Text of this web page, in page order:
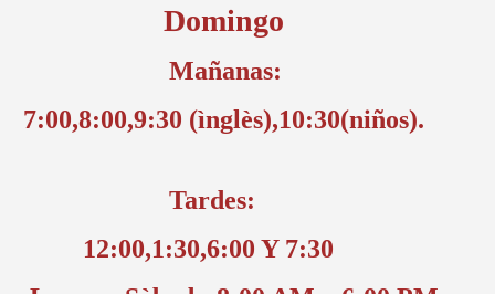
Domingo
Mañanas:
7:00,8:00,9:30 (ìnglès),10:30(niños).
Tardes:
12:00,1:30,6:00 Y 7:30